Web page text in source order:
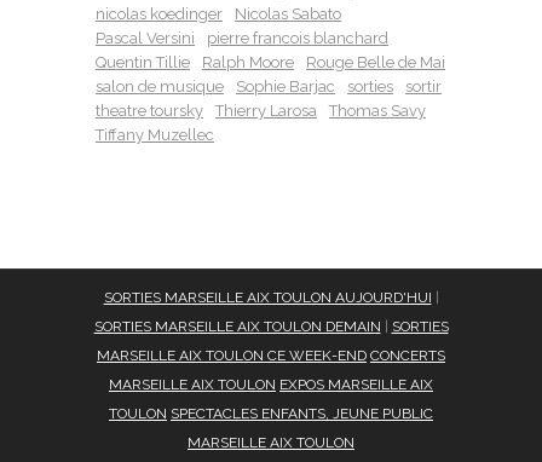
nicolas koedinger
Nicolas Sabato
Pascal Versini
pierre francois blanchard
Quentin Tillie
Ralph Moore
Rouge Belle de Mai
salon de musique
Sophie Barjac sorties
sortir
theatre toursky
Thierry Larosa
Thomas Savy
Tiffany Muzellec
SORTIES MARSEILLE AIX TOULON AUJOURD'HUI
SORTIES MARSEILLE AIX TOULON DEMAIN
SORTIES
MARSEILLE AIX TOULON CE WEEK-END CONCERTS
MARSEILLE AIX TOULON EXPOS MARSEILLE AIX
TOULON SPECTACLES ENFANTS, JEUNE PUBLIC
MARSEILLE AIX TOULON